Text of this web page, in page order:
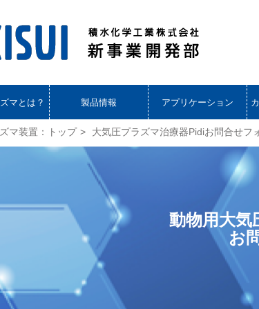
マとは？ 製品情報 アプリケーション
マ装置：トップ 大気圧プラズマ治療器Pidiお問合せフ
動物用大気
お